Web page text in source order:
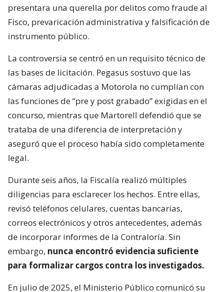
presentara una querella por delitos como fraude al
Fisco, prevaricación administrativa y falsificación de
instrumento público.
La controversia se centró en un requisito técnico de
las bases de licitación. Pegasus sostuvo que las
cámaras adjudicadas a Motorola no cumplían con
las funciones de “pre y post grabado” exigidas en el
concurso, mientras que Martorell defendió que se
trataba de una diferencia de interpretación y
aseguró que el proceso había sido completamente
legal.
Durante seis años, la Fiscalía realizó múltiples
diligencias para esclarecer los hechos. Entre ellas,
revisó teléfonos celulares, cuentas bancarias,
correos electrónicos y otros antecedentes, además
de incorporar informes de la Contraloría. Sin
embargo, nunca encontró evidencia suficiente
para formalizar cargos contra los investigados.
En julio de 2025, el Ministerio Público comunicó su